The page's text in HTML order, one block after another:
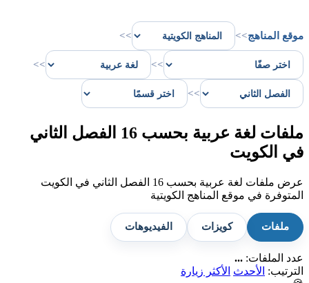
موقع المناهج>>
>>
>>
>>
>>
ملفات لغة عربية بحسب 16 الفصل الثاني
في الكويت
عرض ملفات لغة عربية بحسب 16 الفصل الثاني في الكويت
المتوفرة في موقع المناهج الكويتية
ملفات كويزات الفيديوهات
عدد الملفات: ...
الترتيب:
الأحدث
الأكثر زيارة